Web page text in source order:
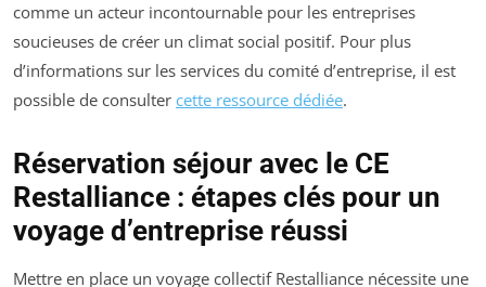
comme un acteur incontournable pour les entreprises
soucieuses de créer un climat social positif. Pour plus
d’informations sur les services du comité d’entreprise, il est
possible de consulter cette ressource dédiée.
Réservation séjour avec le CE
Restalliance : étapes clés pour un
voyage d’entreprise réussi
Mettre en place un voyage collectif Restalliance nécessite une